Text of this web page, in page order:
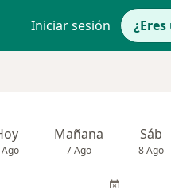
Iniciar sesión
Mañana
7 Ago
Sáb
8 Ago